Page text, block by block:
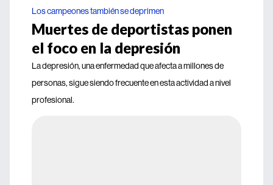
Los campeones también se deprimen
Muertes de deportistas ponen
el foco en la depresión
La depresión, una enfermedad que afecta a millones de
personas, sigue siendo frecuente en esta actividad a nivel
profesional.